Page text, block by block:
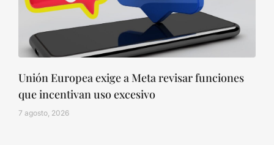
Unión Europea exige a Meta revisar funciones
que incentivan uso excesivo
7 agosto, 2026